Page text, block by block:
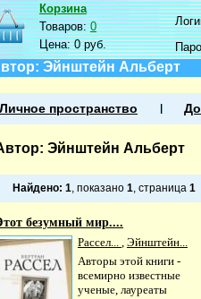
Корзина
Товаров:0
Цена:0 руб.
Эйнштейн Альберт
Личное пространство
Эйнштейн Альберт
Найдено: 1, показано 1, страница 1
безумный мир....
Рассел... , Эйнштейн...
Авторы этой книги -
всемирно известные
ученые, лауреаты